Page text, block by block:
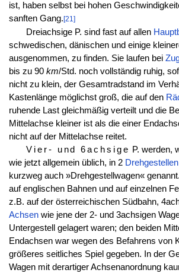
ist, haben selbst bei hohen
sanften Gang. [21]
Dreiachsige P. sind fast auf allen
schwedischen, dänischen und einige
ausgenommen, zu finden. Sie laufen bei
bis zu 90 km/Std. noch vollständig ruhig,
nicht zu klein, der Gesamtradstand im
Kastenlänge möglichst groß, die auf den
ruhende Last gleichmäßig verteilt und die
Mittelachse kleiner ist als die einer
nicht auf der Mittelachse reitet.
Vier- und 6achsige P. werden,
wie jetzt allgemein üblich, in 2 Drehgestellen
kurzweg auch »Drehgestellwagen«
auf englischen Bahnen und auf einzelnen
z.B. auf der österreichischen Südbahn,
Achsenwie jene der 2- und 3achsigen
Untergestell gelagert waren; den beiden
Endachsen war wegen des Befahrens von
größeres seitliches Spiel gegeben. In der
Wagen mit derartiger Achsenanordnung